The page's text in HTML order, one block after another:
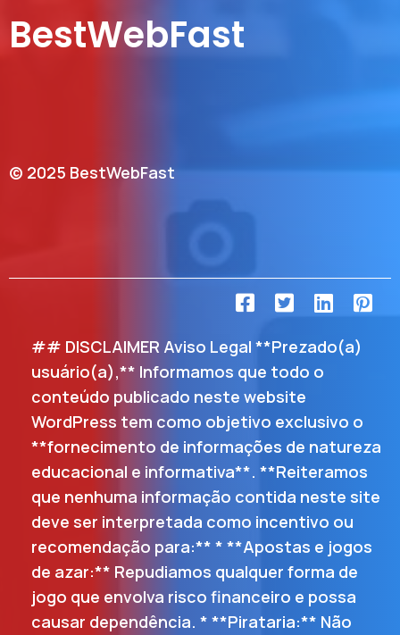
BestWebFast
© 2025 BestWebFast
## DISCLAIMER Aviso Legal **Prezado(a)
usuário(a),** Informamos que todo o
conteúdo publicado neste website
WordPress tem como objetivo exclusivo o
**fornecimento de informações de natureza
educacional e informativa**. **Reiteramos
que nenhuma informação contida neste site
deve ser interpretada como incentivo ou
recomendação para:** * **Apostas e jogos
de azar:** Repudiamos qualquer forma de
jogo que envolva risco financeiro e possa
causar dependência. * **Pirataria:** Não